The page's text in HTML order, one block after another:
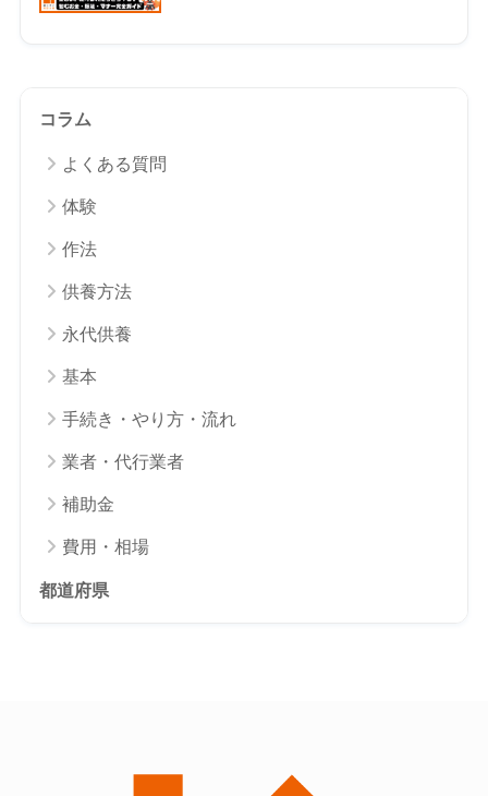
コラム
よくある質問
体験
作法
供養方法
永代供養
基本
手続き・やり方・流れ
業者・代行業者
補助金
費用・相場
都道府県